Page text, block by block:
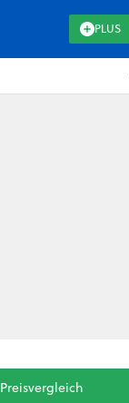
PLUS
Preisvergleich